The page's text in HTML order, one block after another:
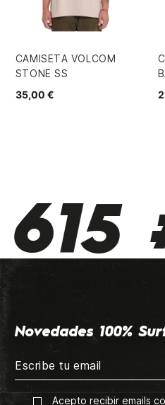
CAMISETA VOLCOM
STONE SS
35,00 €
Novedades 100%
Acepto recibir emails